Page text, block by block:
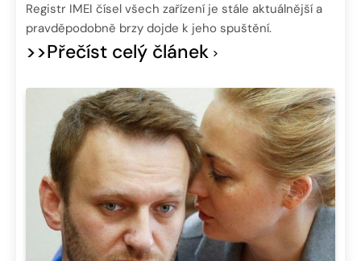
Registr IMEI čísel všech zařízení je stále aktuálnější a
pravděpodobně brzy dojde k jeho spuštění.
>>Přečíst celý článek